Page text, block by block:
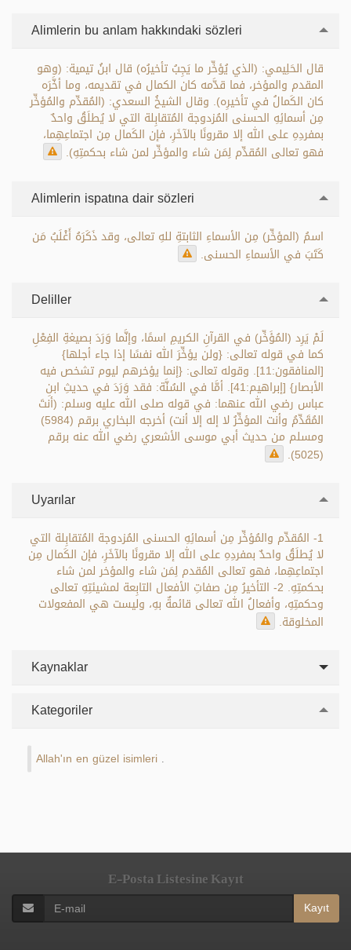
Alimlerin bu anlam hakkındaki sözleri
قال الحَلِيمي: (الذي يُؤخِّر ما يَجِبُ تأخيرُه) قال ابنُ تيمية: (وهو
المقدم والمؤخر، فما قدَّمه كان الكمال في تقديمه، وما أخَّرَه
كان الكَمالُ في تأخيرِه). وقال الشيخُ السعدي: (المُقدِّم والمُؤخِّر
مِن أسمائِهِ الحسنى المُزدوجة المُتقابِلة التي لا يُطلَقُ واحدٌ
بمفردِهِ على الله إلا مقرونًا بالآخَرِ، فإن الكَمال مِن اجتماعِهِما،
فهو تعالى المُقدِّم لِمَن شاء والمؤخِّر لمن شاء بحكمتِهِ).
Alimlerin ispatına dair sözleri
اسمُ (المؤخِّر) مِن الأسماءِ الثابتةِ للهِ تعالى، وقد ذَكَرَهُ أَغْلَبُ مَن
كَتَبَ في الأسماءِ الحسنى.
Deliller
لَمْ يَرِد (المُؤَخِّر) في القرآنِ الكريمِ اسمًا، وإنَّما وَرَدَ بصيغةِ الفِعْلِ
كما في قوله تعالى: {ولن يؤخِّرَ الله نفسًا إذا جاء أجلها}
[المنافقون:11]. وقوله تعالى: {إنما يؤخرهم ليوم تشخص فيه
الأبصار} [إبراهيم:41]. أمَّا في السُنَّة: فقد وَرَدَ في حديثِ ابنِ
عباس رضي الله عنهما: في قوله صلى الله عليه وسلم: (أنتَ
المُقَدِّمُ وأنت المؤخِّرُ لا إله إلا أنت) أخرجه البخاري برقم (5984)
ومسلم من حديث أبي موسى الأشعري رضي الله عنه برقم
(5025).
Uyarılar
1- المُقدِّم والمُؤخِّر مِن أسمائِهِ الحسنى المُزدوجة المُتقابِلة التي
لا يُطلَقُ واحدٌ بمفردِهِ على الله إلا مقرونًا بالآخَرِ، فإن الكَمال مِن
اجتماعِهِما، فهو تعالى المُقدم لِمَن شاء والمؤخر لمن شاء
بحكمتِهِ. 2- التأخيرُ مِن صفاتِ الأفعال التابِعة لمشيئتِهِ تعالى
وحكمتِهِ، وأفعالُ الله تعالى قائمةٌ بهِ، وليست هي المفعولات
المخلوقة.
Kaynaklar
Kategoriler
Allah'ın en güzel isimleri
E-Posta Listesine Kayıt
Kayıt